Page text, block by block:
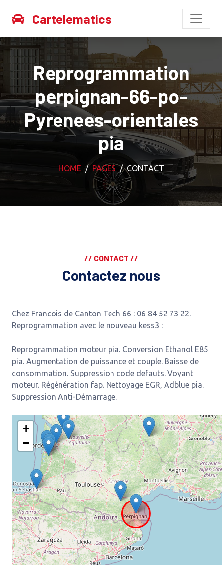
Cartelematics
Reprogrammation
perpignan-66-po-
Pyrenees-orientales
pia
HOME PAGES CONTACT
// CONTACT //
Contactez nous
Chez Francois de Canton Tech 66 : 06 84 52 73 22.
Reprogrammation avec le nouveau kess3 :
Reprogrammation moteur pia. Conversion Ethanol E85
pia. Augmentation de puissance et couple. Baisse de
consommation. Suppression code defauts. Voyant
moteur. Régénération fap. Nettoyage EGR, Adblue pia.
Suppression Anti-Démarrage.
+
−